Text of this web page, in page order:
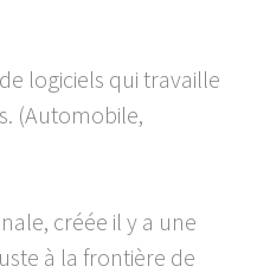
logiciels qui travaille
(Automobile,
créée il y a une
à la frontière de